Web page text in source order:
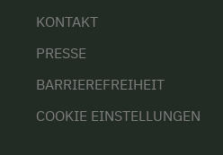
KONTAKT
PRESSE
BARRIEREFREIHEIT
COOKIE EINSTELLUNGEN